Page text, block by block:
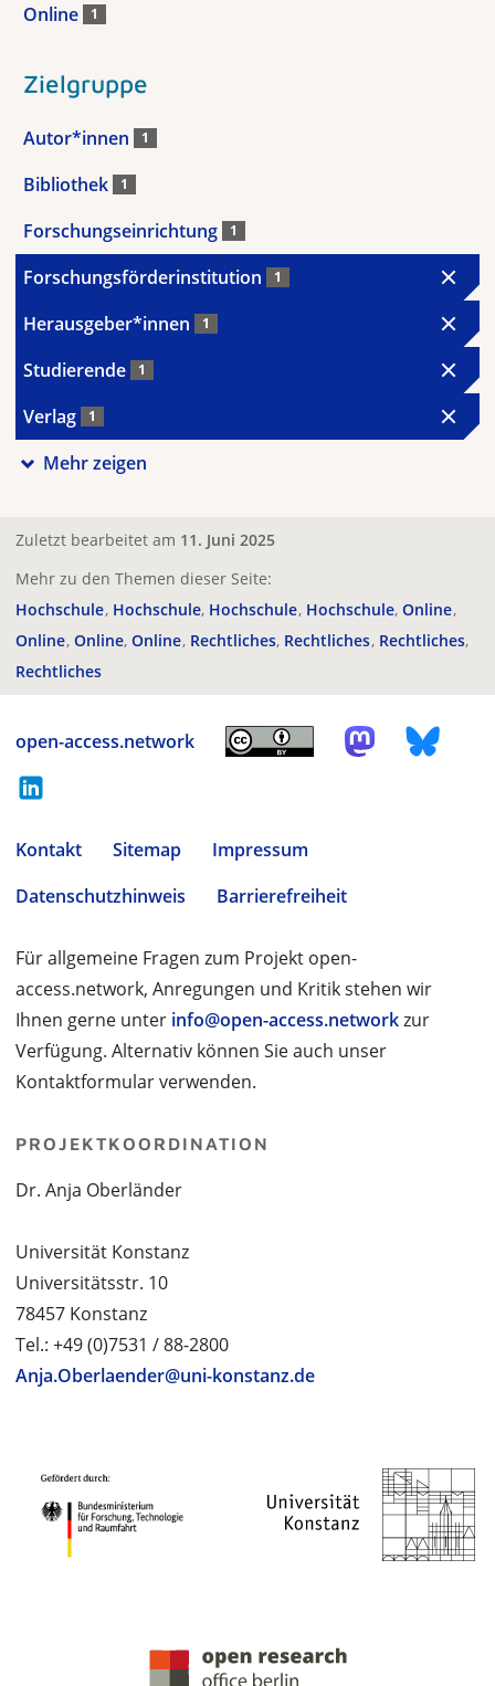
Online 1
Zielgruppe
Autor*innen 1
Bibliothek 1
Forschungseinrichtung 1
Forschungsförderinstitution 1
Herausgeber*innen 1
Studierende 1
Verlag 1
Mehr zeigen
Zuletzt bearbeitet am 11. Juni 2025
Mehr zu den Themen dieser Seite:
Hochschule Hochschule Hochschule Hochschule Online
Online Online Online Rechtliches Rechtliches Rechtliches
Rechtliches
open-access.network
Kontakt Sitemap
Impressum
Datenschutzhinweis
Barrierefreiheit
Für allgemeine Fragen zum Projekt open-
access.network, Anregungen und Kritik stehen wir
Ihnen gerne unter info@open-access.networkzur
Verfügung. Alternativ können Sie auch unser
Kontaktformular verwenden.
PROJEKTKOORDINATION
Dr. Anja Oberländer
Universität Konstanz
Universitätsstr. 10
78457 Konstanz
Tel.: +49 (0)7531 / 88-2800
Anja.Oberlaender@uni-konstanz.de